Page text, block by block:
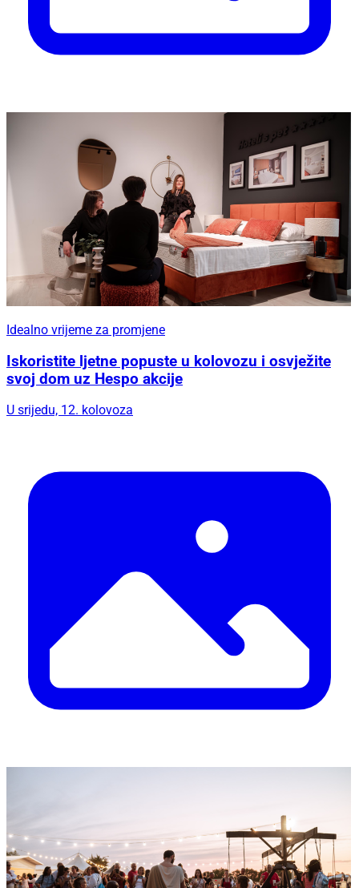
Idealno vrijeme za promjene
Iskoristite ljetne popuste u kolovozu i osvježite
svoj dom uz Hespo akcije
U srijedu, 12. kolovoza